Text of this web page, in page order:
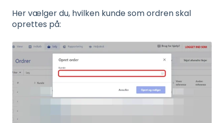
Her vælger du, hvilken kunde som ordren skal
oprettes på: